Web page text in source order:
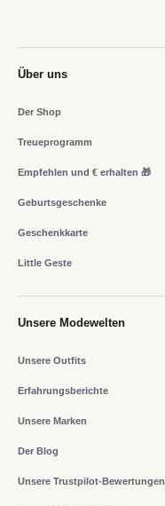
Über uns
Der Shop
Treueprogramm
Empfehlen und € erhalten 🎁
Geburtsgeschenke
Geschenkkarte
Little Geste
Unsere Modewelten
Unsere Outfits
Erfahrungsberichte
Unsere Marken
Der Blog
Unsere Trustpilot-Bewertungen